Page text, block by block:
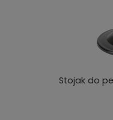
Stojak do